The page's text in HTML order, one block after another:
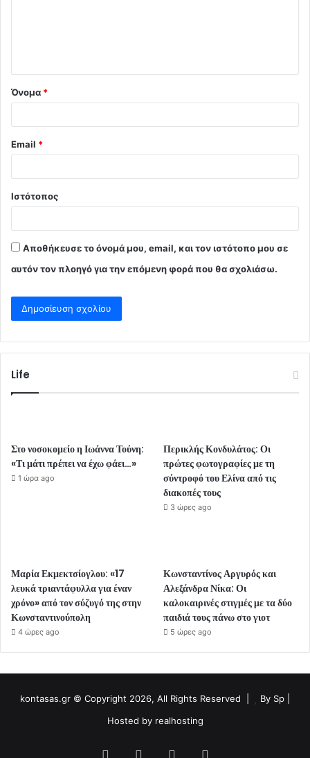
*
Όνομα *
Email *
Ιστότοπος
Αποθήκευσε το όνομά μου, email, και τον ιστότοπο μου σε
αυτόν τον πλοηγό για την επόμενη φορά που θα σχολιάσω.
Life
Στο νοσοκομείο η Ιωάννα Τούνη:
«Τι μάτι πρέπει να έχω φάει…»
1 ώρα ago
Περικλής Κονδυλάτος: Οι
πρώτες φωτογραφίες με τη
σύντροφό του Ελίνα από τις
διακοπές τους
3 ώρες ago
Μαρία Εκμεκτσίογλου: «17
λευκά τριαντάφυλλα για έναν
χρόνο» από τον σύζυγό της στην
Κωνσταντινούπολη
4 ώρες ago
Κωνσταντίνος Αργυρός και
Αλεξάνδρα Νίκα: Οι
καλοκαιρινές στιγμές με τα δύο
παιδιά τους πάνω στο γιοτ
5 ώρες ago
kontasas.gr © Copyright 2026, All Rights Reserved | By Sp
Hosted by realhosting
FacebookTwitter YouTube